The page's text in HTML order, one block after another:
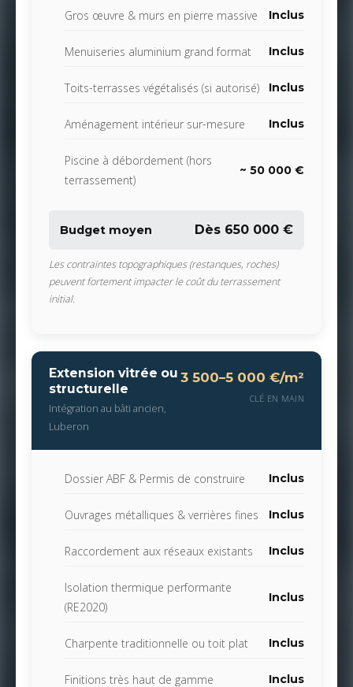
Gros œuvre & murs en pierre massive Inclus
Menuiseries aluminium grand format Inclus
Toits-terrasses végétalisés (si autorisé) Inclus
Aménagement intérieur sur-mesure Inclus
Piscine à débordement (hors
terrassement)
~ 50 000 €
Budget moyen Dès 650 000 €
Les contraintes topographiques (restanques, roches)
peuvent fortement impacter le coût du terrassement
initial.
Extension vitrée ou
structurelle
Intégration au bâti ancien,
Luberon
3 500–5 000 €/m²
CLÉ EN MAIN
Dossier ABF & Permis de construire Inclus
Ouvrages métalliques & verrières fines Inclus
Raccordement aux réseaux existants Inclus
Isolation thermique performante
(RE2020)
Inclus
Charpente traditionnelle ou toit plat Inclus
Finitions très haut de gamme Inclus